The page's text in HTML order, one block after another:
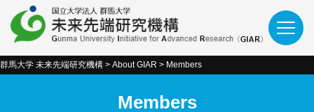
群馬大学 未来先端研究機構 > About GIAR > Members
Members